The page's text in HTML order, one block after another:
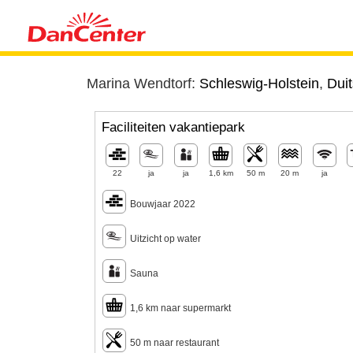
Marina Wendtorf: Schleswig-Holstein,
Faciliteiten vakantiepark
22 ja ja 1,6 km 50 m 20 m ja
Bouwjaar 2022
Uitzicht op water
Sauna
1,6 km naar supermarkt
50 m naar restaurant